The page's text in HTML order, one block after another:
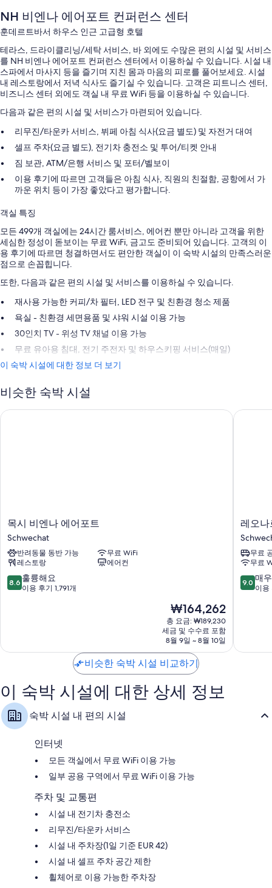
NH 비엔나 에어포트 컨퍼런스 센터
훈데르트바서 하우스 인근 고급형 호텔
테라스, 드라이클리닝/세탁 서비스, 바 외에도 수많은 편의 시설 및 서비스
를 NH 비엔나 에어포트 컨퍼런스 센터에서 이용하실 수 있습니다. 시설 내
스파에서 마사지 등을 즐기며 지친 몸과 마음의 피로를 풀어보세요. 시설
내 레스토랑에서 저녁 식사도 즐기실 수 있습니다. 고객은 피트니스 센터,
비즈니스 센터 외에도 객실 내 무료 WiFi 등을 이용하실 수 있습니다.
다음과 같은 편의 시설 및 서비스가 마련되어 있습니다.
리무진/타운카 서비스, 뷔페 아침 식사(요금 별도) 및 자전거 대여
셀프 주차(요금 별도), 전기차 충전소 및 투어/티켓 안내
짐 보관, ATM/은행 서비스 및 포터/벨보이
이용 후기에 따르면 고객들은 아침 식사, 직원의 친절함, 공항에서 가
까운 위치 등이 가장 좋았다고 평가합니다.
객실 특징
모든 499개 객실에는 24시간 룸서비스, 에어컨 뿐만 아니라 고객을 위한
세심한 정성이 돋보이는 무료 WiFi, 금고도 준비되어 있습니다. 고객의 이
용 후기에 따르면 청결하면서도 편안한 객실이 이 숙박 시설의 만족스러운
점으로 손꼽힙니다.
또한, 다음과 같은 편의 시설 및 서비스를 이용하실 수 있습니다.
재사용 가능한 커피/차 필터, LED 전구 및 친환경 청소 제품
욕실 - 친환경 세면용품 및 샤워 시설 이용 가능
30인치 TV - 위성 TV 채널 이용 가능
무료 유아용 침대, 전기 주전자 및 하우스키핑 서비스(매일)
이 숙박 시설에 대한 정보 더 보기
비슷한 숙박 시설
목
시
비
엔
나
에
어
목시 비엔나 에어포트
Schwechat
반려동물 동반 가능
무료 WiFi
레스토랑
에어컨
10
점
훌
요,
이
용
후
기
8.6 훌륭해요
이용 후기 1,791개
현
재
요
금
₩164,262
₩164,262
총 요금: ₩189,230
세금 및 수수료 포함
8월 9일 ~ 8월 10일
목시 비엔나 에어포트
레
오
나
르
도
스
마
나
레오
무료
무료
10
점
매
9.0 매
이용
레오나
비슷한 숙박 시설 비교하기
이 숙박 시설에 대한 상세 정보
숙박 시설 내 편의 시설
인터넷
모든 객실에서 무료 WiFi 이용 가능
일부 공용 구역에서 무료 WiFi 이용 가능
주차 및 교통편
시설 내 전기차 충전소
리무진/타운카 서비스
시설 내 주차장(1일 기준 EUR 42)
시설 내 셀프 주차 공간 제한
휠체어로 이용 가능한 주차장